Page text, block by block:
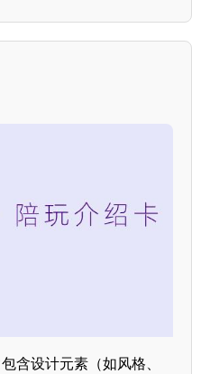
含设计元素（如风格、